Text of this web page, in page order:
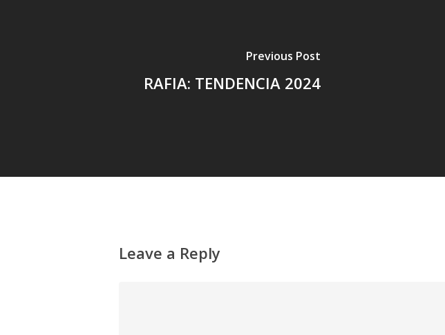
Previous Post
RAFIA: TENDENCIA 2024
Leave a Reply